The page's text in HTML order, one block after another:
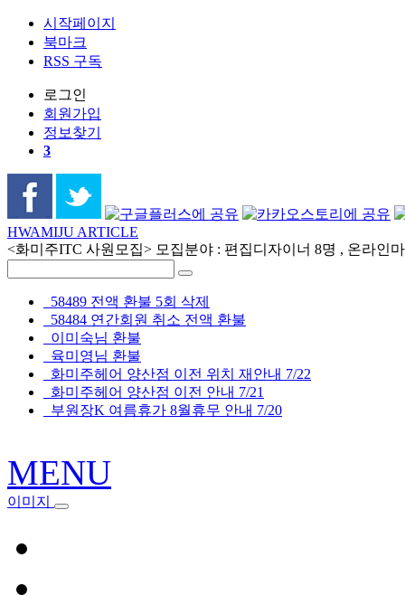
시작페이지
북마크
RSS 구독
로그인
회원 가입
정보찾기
3
HWAMIJU ARTICLE
<화미주ITC 사원모집> 모집분야 : 편집디자이너 8명 , 온라인
58489 전액 환불 5회 삭제
58484 연간회원 취소 전액 환불
이미숙님 환불
육미영님 환불
화미주헤어 양산점 이전 위치 재안내 7/22
화미주헤어 양산점 이전 안내 7/21
부원장K 여름휴가 8월휴무 안내 7/20
MENU
이미지